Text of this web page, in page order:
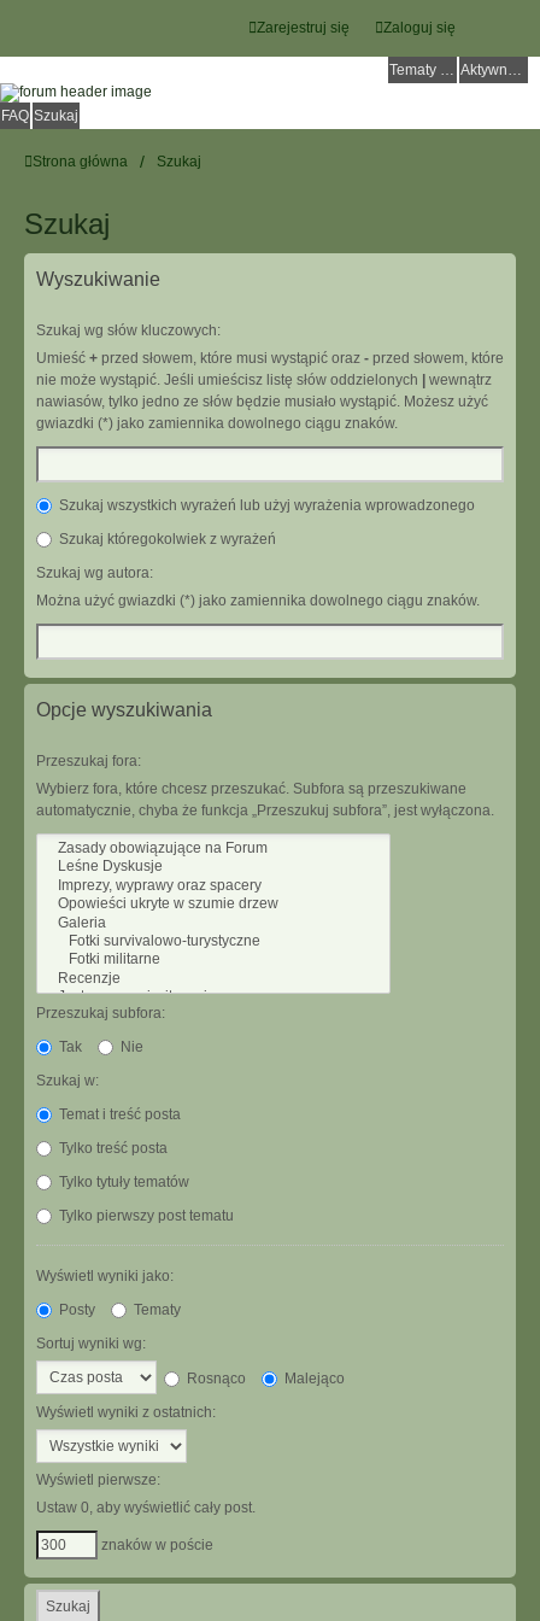
Zaloguj się
Zarejestruj się
Tematy bez odpowiedzi Aktywne tematy
FAQ Szukaj
Strona główna Szukaj
Szukaj
Wyszukiwanie
Szukaj wg słów kluczowych:
Umieść + przed słowem, które musi wystąpić oraz - przed słowem, które
nie może wystąpić. Jeśli umieścisz listę słów oddzielonych
wewnątrz
nawiasów, tylko jedno ze słów będzie musiało wystąpić. Możesz użyć
gwiazdki (*) jako zamiennika dowolnego ciągu znaków.
Szukaj wszystkich wyrażeń lub użyj wyrażenia wprowadzonego
Szukaj któregokolwiek z wyrażeń
Szukaj wg autora:
Można użyć gwiazdki (*) jako zamiennika dowolnego ciągu znaków.
Opcje wyszukiwania
Przeszukaj fora:
Wybierz fora, które chcesz przeszukać. Subfora są przeszukiwane
automatycznie, chyba że funkcja „Przeszukuj subfora”, jest wyłączona.
Przeszukaj subfora:
Tak
Nie
Szukaj w:
Temat i treść posta
Tylko treść posta
Tylko tytuły tematów
Tylko pierwszy post tematu
Wyświetl wyniki jako:
Posty
Tematy
Sortuj wyniki wg:
Rosnąco
Malejąco
Wyświetl wyniki z ostatnich:
Wyświetl pierwsze:
Ustaw 0, aby wyświetlić cały post.
znaków w poście